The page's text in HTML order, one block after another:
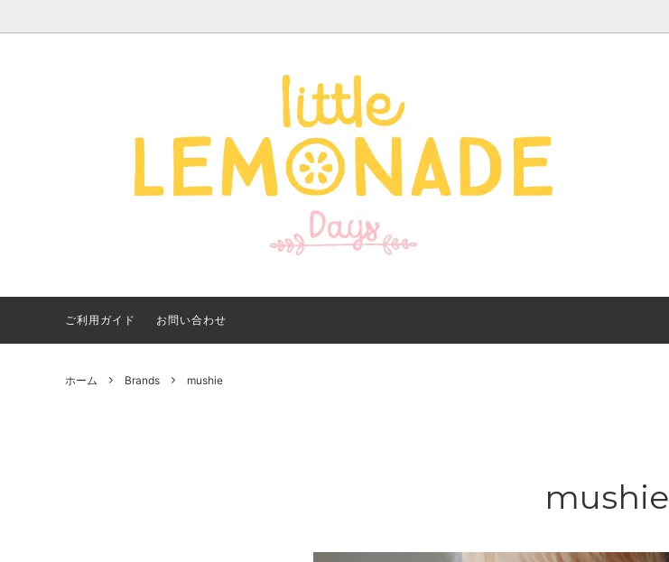
Apparel -アパレル- Goods - 雑貨 -
サイズで探す Brands
【夏アイテム特集】 2026
年最新！子ども用水着・浮
き輪 アイテム
【出産ギフト特集】 出産祝
いにおすすめのアイテムを
ご紹介
ご利用ガイド お問い合わせ
ホーム Brands mushie
mushie